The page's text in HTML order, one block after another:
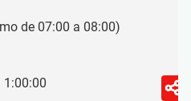
de 07:00 a 08:00)
1:00:00